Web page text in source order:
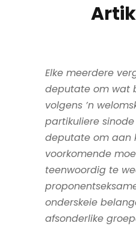
Elke meerdere
deputate om wat
volgens ’n
partikuliere
deputate om aan
voorkomende
teenwoordig te
onderskeie
afsonderlike